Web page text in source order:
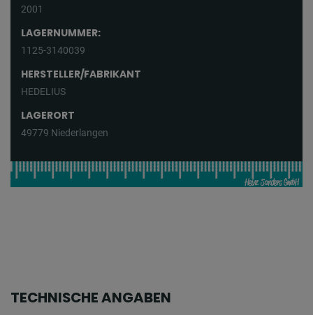
2001
LAGERNUMMER:
1125-3140039
HERSTELLER/FABRIKANT
HEDELIUS
LAGERORT
49779 Niederlangen
TECHNISCHE ANGABEN